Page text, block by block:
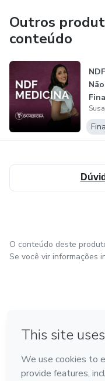
Outros
conteúdo
O conteúdo deste
Se você vir informações
Feito com ❤ na